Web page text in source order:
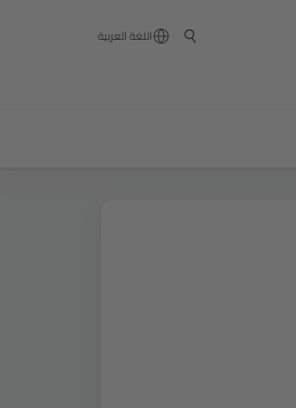
‏اللغة العربية